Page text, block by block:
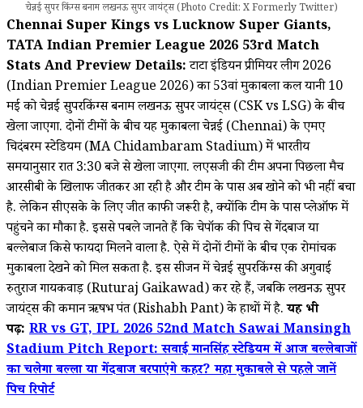
चेन्नई सुपर किंग्स बनाम लखनऊ सुपर जायंट्स (Photo Credit: X Formerly Twitter)
Chennai Super Kings vs Lucknow Super Giants,
TATA Indian Premier League 2026 53rd Match
Stats And Preview Details:टाटा इंडियन प्रीमियर लीग 2026
(Indian Premier League 2026) का 53वां मुकाबला कल यानी 10
मई को चेन्नई सुपरकिंग्स बनाम लखनऊ सुपर जायंट्स (CSK vs LSG) के बीच
खेला जाएगा. दोनों टीमों के बीच यह मुकाबला चेन्नई (Chennai) के एमए
चिदंबरम स्टेडियम (MA Chidambaram Stadium) में भारतीय
समयानुसार रात 3:30 बजे से खेला जाएगा. लएसजी की टीम अपना पिछला मैच
आरसीबी के खिलाफ जीतकर आ रही है और टीम के पास अब खोने को भी नहीं बचा
है. लेकिन सीएसके के लिए जीत काफी जरूरी है, क्योंकि टीम के पास प्लेऑफ में
पहुंचने का मौका है. इससे पबले जानते हैं कि चेपॉक की पिच से गेंदबाज या
बल्लेबाज किसे फायदा मिलने वाला है. ऐसे में दोनों टीमों के बीच एक रोमांचक
मुकाबला देखने को मिल सकता है. इस सीजन में चेन्नई सुपरकिंग्स की अगुवाई
रुतुराज गायकवाड़ (Ruturaj Gaikawad) कर रहे हैं, जबकि लखनऊ सुपर
जायंट्स की कमान ऋषभ पंत (Rishabh Pant) के हाथों में है.यह भी
पढ़ें: RR vs GT, IPL 2026 52nd Match Sawai Mansingh
Stadium Pitch Report: सवाई मानसिंह स्टेडियम में आज बल्लेबाजों
का चलेगा बल्ला या गेंदबाज बरपाएंगे कहर? महा मुकाबले से पहले जानें
पिच रिपोर्ट